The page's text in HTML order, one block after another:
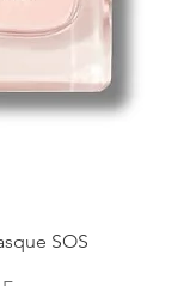
SOS